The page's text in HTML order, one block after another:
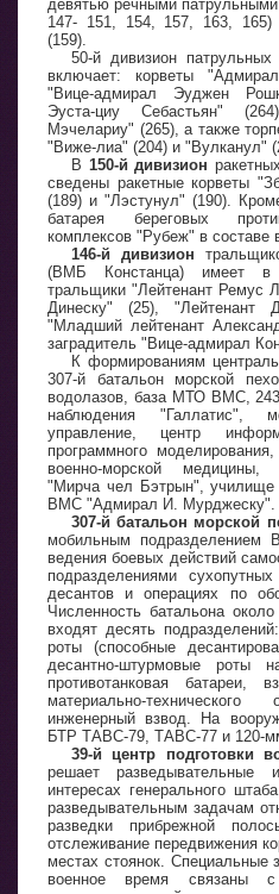
девятью речными
147- 151, 154, 157, 163, 165)
(159).
50-й дивизион
включает: корветы
"Вице-адмирал Эуджен
Эуста-циу Себастьян"
Мэчелариу" (265), а также
"Виже-лиа" (204) и "Вулканул"
В 150-й дивизион
сведены ракетные корветы
(189) и "Лэстунул" (190).
батарея береговых
комплексов "Рубеж" в составе
146-й дивизион
(ВМБ Констанца) имеет в
тральщики "Лейтенант Ремус
Динеску" (25), "Лейтенант
"Младший лейтенант
заградитель "Вице-адмирал
К формированиям
307-й батальон морской
водолазов, база МТО ВМС,
наблюдения "Галлатис",
управление, центр
программного
военно-морской медицины,
"Мирча чел Бэтрын", училище
ВМС "Адмирал И. Мурджеску".
307-й батальон морской
мобильным подразделением
ведения боевых действий
подразделениями
десантов и операциях по
Численность батальона
входят десять
роты (способные
десантно-штурмовые роты
противотанковая батареи,
материально-
инженерный взвод. На
БТР ТАВС-79, ТАВС-77 и 120-
39-й центр подготовки
решает
интересах генерального
разведывательным задачам
разведки прибрежной
отслеживание передвижения
местах стоянок. Специальные
военное время связаны с